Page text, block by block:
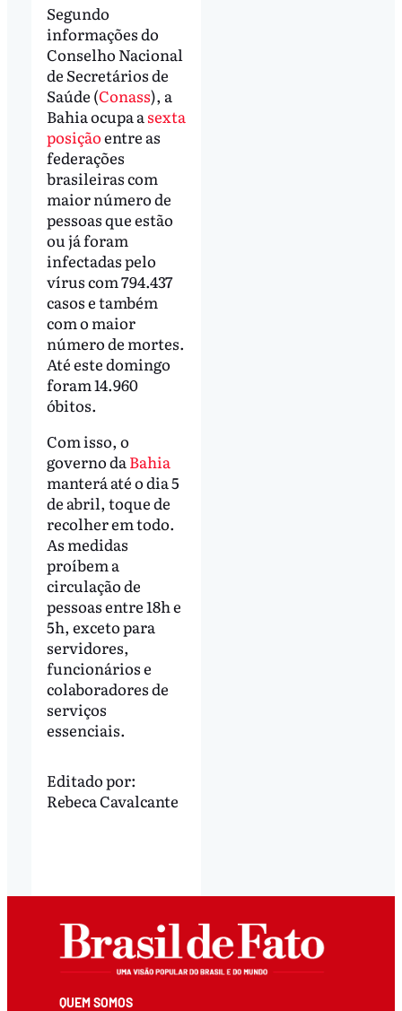
Segundo
informações do
Conselho Nacional
de Secretários de
Saúde (Conass), a
Bahia ocupa a sexta
posiçãoentre as
federações
brasileiras com
maior número de
pessoas que estão
ou já foram
infectadas pelo
vírus com 794.437
casos e também
com o maior
número de mortes.
Até este domingo
foram 14.960
óbitos.
Com isso, o
governo da Bahia
manterá até o dia 5
de abril, toque de
recolher em todo.
As medidas
proíbem a
circulação de
pessoas entre 18h e
5h, exceto para
servidores,
funcionários e
colaboradores de
serviços
essenciais.
Editado por:
Rebeca Cavalcante
QUEM SOMOS